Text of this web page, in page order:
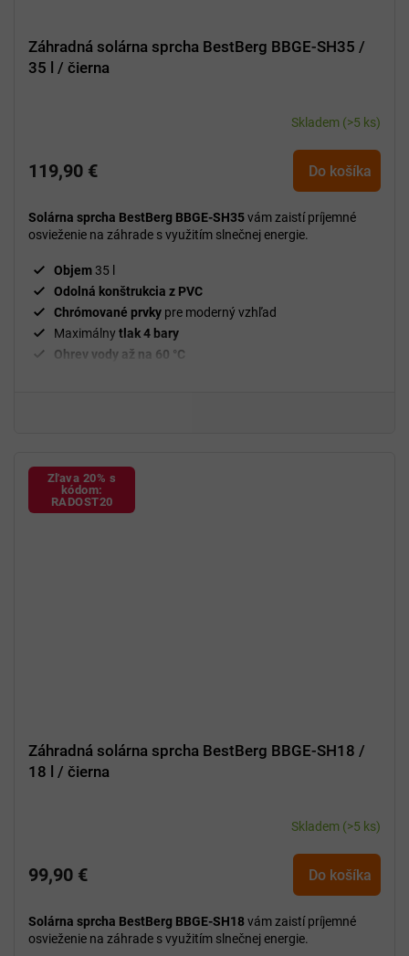
Záhradná solárna sprcha BestBerg BBGE-SH35 /
35 l / čierna
Skladem (>5 ks)
119,90 € Do košíka
Solárna sprcha BestBerg BBGE-SH35vám zaistí príjemné
osvieženie na záhrade s využitím slnečnej energie.
Objem 35 l
Odolná konštrukcia z PVC
Chrómované prvky pre moderný vzhľad
Maximálnytlak 4 bary
Ohrev vody až na 60 °C
Zľava 20% s
kódom:
RADOST20
Záhradná solárna sprcha BestBerg BBGE-SH18 /
18 l / čierna
Skladem (>5 ks)
99,90 € Do košíka
Solárna sprcha BestBerg BBGE-SH18vám zaistí príjemné
osvieženie na záhrade s využitím slnečnej energie.